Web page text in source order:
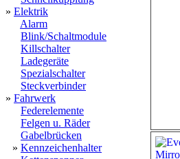
» Elektrik
Alarm
Blink/Schaltmodule
Killschalter
Ladegeräte
Spezialschalter
Steckverbinder
» Fahrwerk
Federelemente
Felgen u. Räder
Gabelbrücken
» Kennzeichenhalter